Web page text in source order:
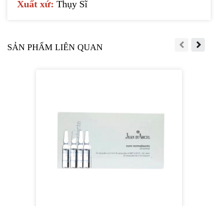
Xuất xứ: Thụy Sĩ
SẢN PHẨM LIÊN QUAN